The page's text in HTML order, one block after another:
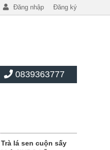
Đăng nhập Đăng ký
0839363777
Trà lá sen cuộn sấy